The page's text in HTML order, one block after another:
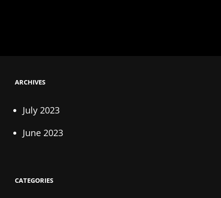
ARCHIVES
July 2023
June 2023
CATEGORIES